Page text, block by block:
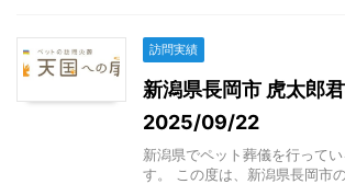
訪問実績
新潟県長岡市 虎太郎
2025/09/22
新潟県でペット葬儀を行って
す。 この度は、新潟県長岡市